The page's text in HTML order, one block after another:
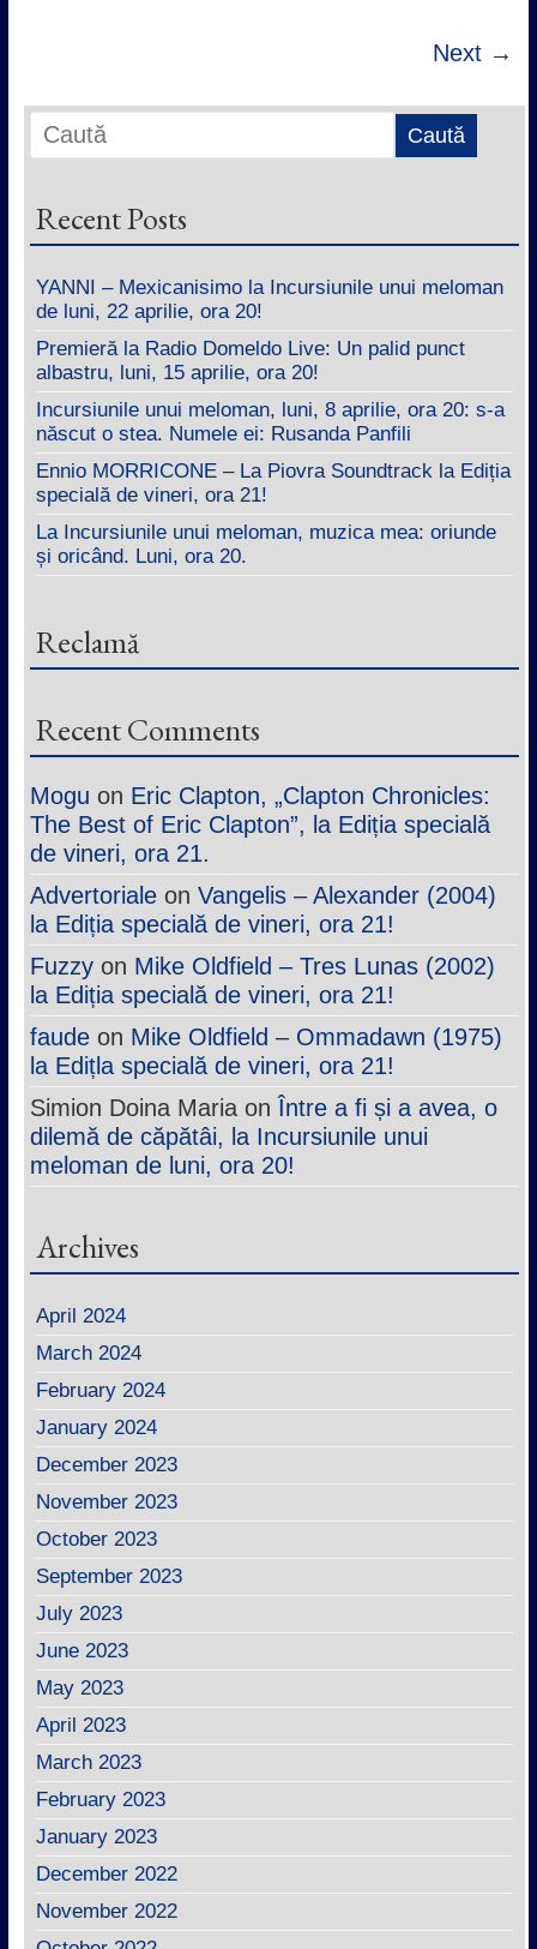
Next →
Recent Posts
YANNI – Mexicanisimo la Incursiunile unui meloman
de luni, 22 aprilie, ora 20!
Premieră la Radio Domeldo Live: Un palid punct
albastru, luni, 15 aprilie, ora 20!
Incursiunile unui meloman, luni, 8 aprilie, ora 20: s-a
născut o stea. Numele ei: Rusanda Panfili
Ennio MORRICONE – La Piovra Soundtrack la Ediția
specială de vineri, ora 21!
La Incursiunile unui meloman, muzica mea: oriunde
și oricând. Luni, ora 20.
Reclamă
Recent Comments
Mogu on Eric Clapton, „Clapton Chronicles:
The Best of Eric Clapton”, la Ediția specială
de vineri, ora 21.
Advertorialeon Vangelis – Alexander (2004)
la Ediția specială de vineri, ora 21!
Fuzzyon Mike Oldfield – Tres Lunas (2002)
la Ediția specială de vineri, ora 21!
faudeon Mike Oldfield – Ommadawn (1975)
la Edițla specială de vineri, ora 21!
Simion Doina MariaonÎntre a fi și a avea, o
dilemă de căpătâi, la Incursiunile unui
meloman de luni, ora 20!
Archives
April 2024
March 2024
February 2024
January 2024
December 2023
November 2023
October 2023
September 2023
July 2023
June 2023
May 2023
April 2023
March 2023
February 2023
January 2023
December 2022
November 2022